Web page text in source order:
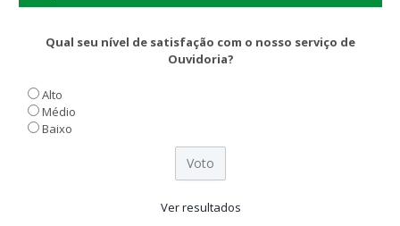
Qual seu nível de satisfação com o nosso serviço de
Ouvidoria?
Alto
Médio
Baixo
Ver resultados